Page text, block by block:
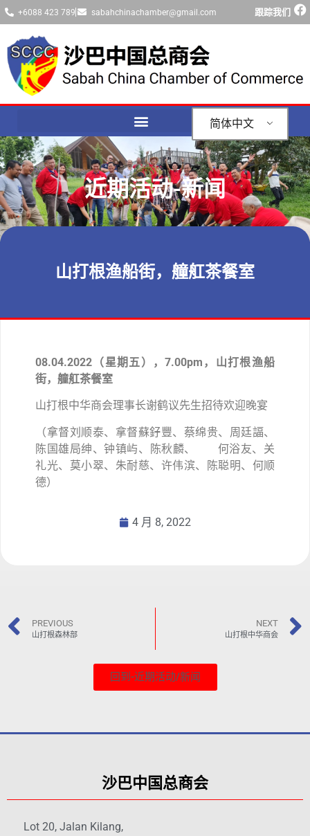
+6088 423 789 sabahchinachamber@gmail.com 跟踪我们
简体中文
近期活动-新闻
山打根渔船街，艟舡茶餐室
08.04.2022（星期五），7.00pm，山打根渔船
街，艟舡茶餐室
山打根中华商会理事长谢鹤议先生招待欢迎晚宴
（拿督刘顺泰、拿督蘇釨豐、蔡绵贵、周廷諨、
陈国雄局绅、钟镇屿、陈秋麟、 何浴友、关
礼光、莫小翠、朱耐慈、许伟滨、陈聪明、何顺
德）
4 月 8, 2022
PREVIOUS
山打根森林部
NEXT
山打根中华商会
回到-近期活动/新闻
沙巴中国总商会
Lot 20, Jalan Kilang,